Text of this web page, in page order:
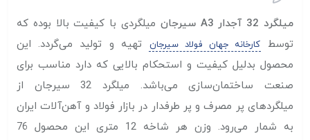
میلگرد 32 آجدار A3 سیرجان
میلگردی با کیفیت بالا بوده که
توسط
کارخانه جهان فولاد سیرجان
تهیه و تولید می‌گردد. این
محصول بدلیل کیفیت و استحکام بالایی که دارد مناسب برای
صنعت ساختمان‌سازی می‌باشد. میلگرد 32 سیرجان از
میلگرد‌های پر مصرف و پر طرفدار در بازار فولاد و آهن‌آلات ایران
به شمار می‌رود. وزن هر شاخه 12 متری این محصول 76